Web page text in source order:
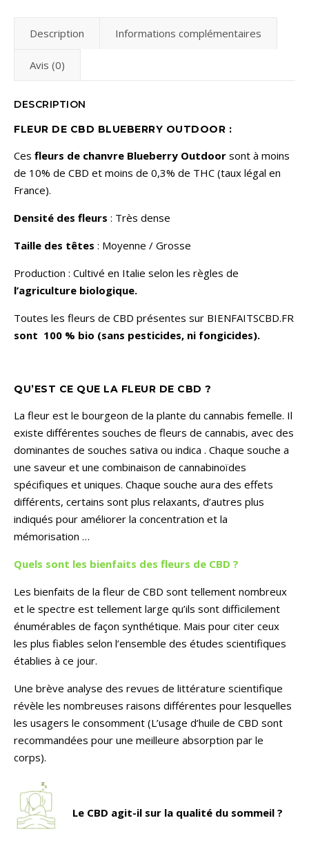
Description Informations complémentaires
Avis (0)
DESCRIPTION
FLEUR DE CBD BLUEBERRY OUTDOOR :
Ces fleurs de chanvre Blueberry Outdoor sont à moins
de 10% de CBD et moins de 0,3% de THC (taux légal en
France).
Densité des fleurs : Très dense
Taille des têtes : Moyenne / Grosse
Production : Cultivé en Italie selon les règles de
l’agriculture biologique.
Toutes les fleurs de CBD présentes sur BIENFAITSCBD.FR
sont 100 % bio (sans pesticides, ni fongicides).
QU’EST CE QUE LA FLEUR DE CBD ?
La fleur est le bourgeon de la plante du cannabis femelle. Il
existe différentes souches de fleurs de cannabis, avec des
dominantes de souches sativa ou indica . Chaque souche a
une saveur et une combinaison de cannabinoïdes
spécifiques et uniques. Chaque souche aura des effets
différents, certains sont plus relaxants, d’autres plus
indiqués pour améliorer la concentration et la
mémorisation …
Quels sont les bienfaits des fleurs de CBD ?
Les bienfaits de la fleur de CBD sont tellement nombreux
et le spectre est tellement large qu’ils sont difficilement
énumérables de façon synthétique. Mais pour citer ceux
les plus fiables selon l’ensemble des études scientifiques
établies à ce jour.
Une brève analyse des revues de littérature scientifique
révèle les nombreuses raisons différentes pour lesquelles
les usagers le consomment (L’usage d’huile de CBD sont
recommandées pour une meilleure absorption par le
corps).
Le CBD agit-il sur la qualité du sommeil ?